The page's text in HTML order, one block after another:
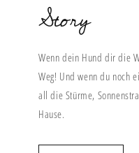
Story
Wenn dein Hund dir die
Weg! Und wenn du noch
all die Stürme,
Hause.